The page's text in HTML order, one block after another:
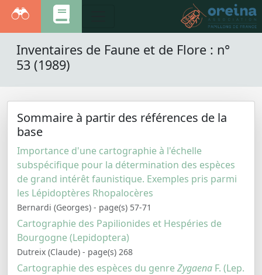
Inventaires de Faune et de Flore : n°
53 (1989)
Sommaire à partir des références de la
base
Importance d'une cartographie à l'échelle
subspécifique pour la détermination des espèces
de grand intérêt faunistique. Exemples pris parmi
les Lépidoptères Rhopalocères
Bernardi (Georges) - page(s) 57-71
Cartographie des Papilionides et Hespéries de
Bourgogne (Lepidoptera)
Dutreix (Claude) - page(s) 268
Cartographie des espèces du genreZygaena F. (Lep.